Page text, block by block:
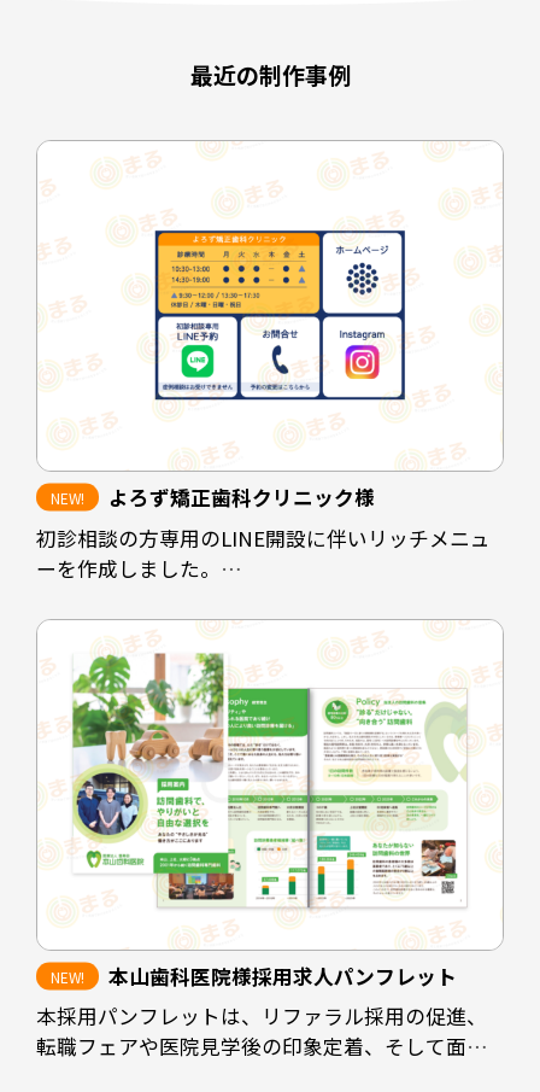
最近の制作事例
よろず矯正歯科クリニック様
初診相談の方専用のLINE開設に伴いリッチメニュ
ーを作成しました。
れた方や、電話予約に抵抗のある方に対して予約
を取りやすくすることが目的です。
診療時間を掲載することで患者様にも予約可能な
時間の選定をスムーズにし、ホームページや
instagramなど情報発信の場も見ていただけるよう
な配置にしています。
担当デザイナー 清長 ＞＞
本山歯科医院様採用求人パンフレット
本採用パンフレットは、リファラル採用の促進、
転職フェアや医院見学後の印象定着、そして面接